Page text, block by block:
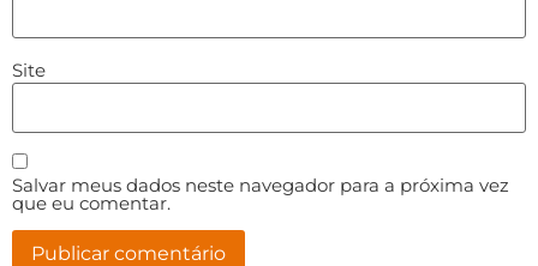
Site
Salvar meus dados neste navegador para a próxima vez
que eu comentar.